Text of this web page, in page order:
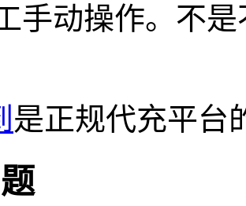
手动操作。不
是正规代充平台